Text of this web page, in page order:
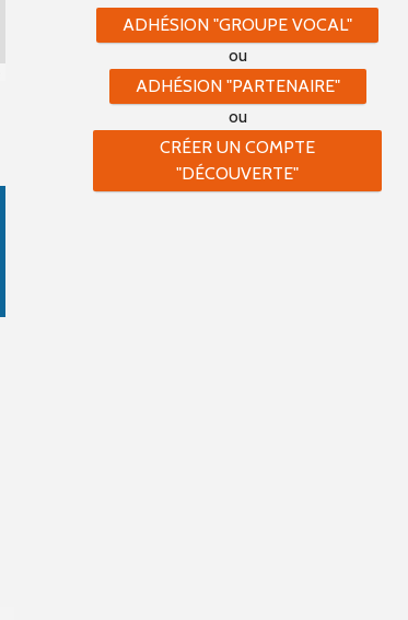
ADHÉSION "GROUPE VOCAL"
ou
ADHÉSION "PARTENAIRE"
ou
CRÉER UN COMPTE
"DÉCOUVERTE"